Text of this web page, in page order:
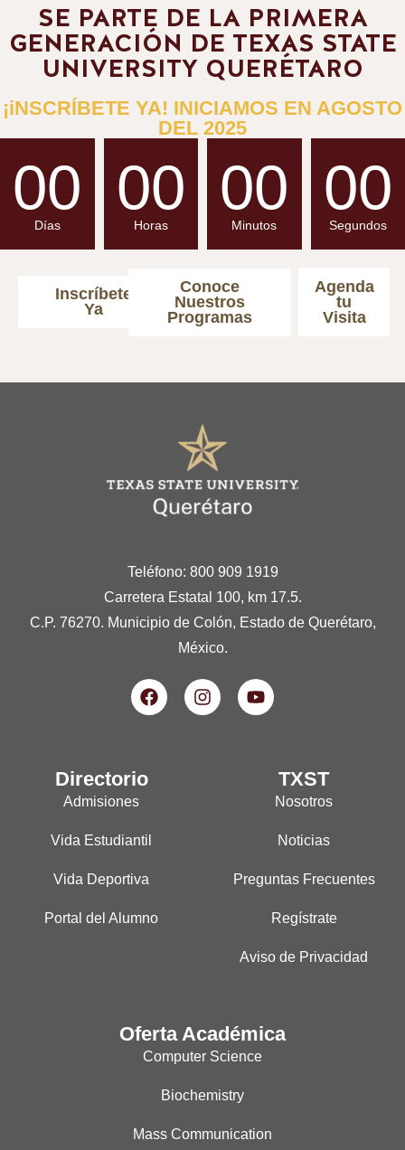
SE PARTE DE LA PRIMERA
GENERACIÓN DE TEXAS STATE
UNIVERSITY QUERÉTARO
¡iNSCRÍBETE YA! INICIAMOS EN AGOSTO
DEL 2025
00
Días
00
Horas
00
Minutos
00
Segundos
Inscríbete
Ya
Conoce
Nuestros
Programas
Agenda
tu
Visita
Teléfono: 800 909 1919
Carretera Estatal 100, km 17.5.
C.P. 76270. Municipio de Colón, Estado de Querétaro,
México.
Directorio
Admisiones
Vida Estudiantil
Vida Deportiva
Portal del Alumno
TXST
Nosotros
Noticias
Preguntas Frecuentes
Regístrate
Aviso de Privacidad
Oferta Académica
Computer Science
Biochemistry
Mass Communication